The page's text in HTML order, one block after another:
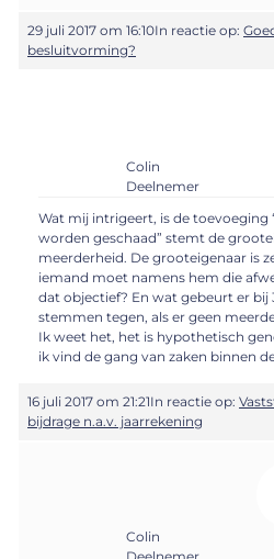
29 juli 2017 om 16:10In reactie op:
besluitvorming?
Colin
Deelnemer
Wat mij intrigeert, is de toevoeging
worden geschaad” stemt de
meerderheid. De grooteigenaar is
iemand moet namens hem die
dat objectief? En wat gebeurt er bij
stemmen tegen, als er geen
Ik weet het, het is hypothetisch
ik vind de gang van zaken binnen
16 juli 2017 om 21:21In reactie op:
bijdrage n.a.v. jaarrekening
Colin